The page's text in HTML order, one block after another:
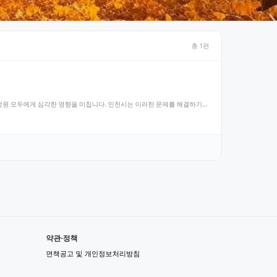
총 1편
모두에게 심각한 영향을 미칩니다. 인천시는 이러한 문제를 해결하기
약관·정책
면책공고 및 개인정보처리방침